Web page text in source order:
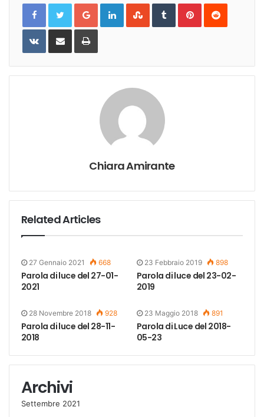
Google+LinkedInStumbleUpon
TumblrPinterestReddit
VKontakteShare
Email
Print
Chiara Amirante
Related Articles
27 Gennaio 2021 668
Parola di luce del 27-01-
2021
23 Febbraio 2019 898
Parola di luce del 23-02-
2019
28 Novembre 2018 928
Parola di luce del 28-11-
2018
23 Maggio 2018 891
Parola di Luce del 2018-
05-23
Archivi
Settembre 2021